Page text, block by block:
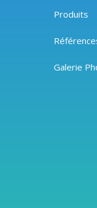
Produits
Galerie